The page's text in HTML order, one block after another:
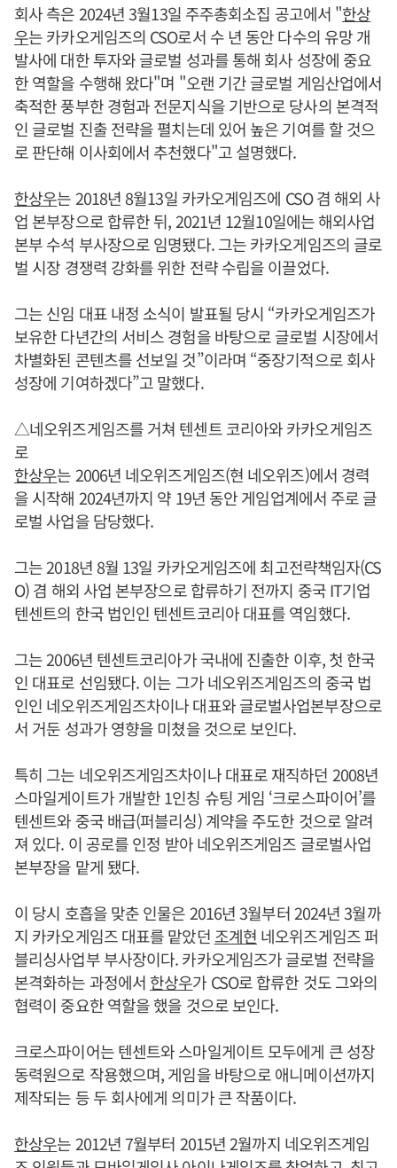
회사 측은 2024년 3월13일 주주총회소집 공고에서 "한상
우는 카카오게임즈의 CSO로서 수 년 동안 다수의 유망 개
발사에 대한 투자와 글로벌 성과를 통해 회사 성장에 중요
한 역할을 수행해 왔다"며 "오랜 기간 글로벌 게임산업에서
축적한 풍부한 경험과 전문지식을 기반으로 당사의 본격적
인 글로벌 진출 전략을 펼치는데 있어 높은 기여를 할 것으
로 판단해 이사회에서 추천했다"고 설명했다.
한상우는 2018년 8월13일 카카오게임즈에 CSO 겸 해외 사
업 본부장으로 합류한 뒤, 2021년 12월10일에는 해외사업
본부 수석 부사장으로 임명됐다. 그는 카카오게임즈의 글로
벌 시장 경쟁력 강화를 위한 전략 수립을 이끌었다.
그는 신임 대표 내정 소식이 발표될 당시 “카카오게임즈가
보유한 다년간의 서비스 경험을 바탕으로 글로벌 시장에서
차별화된 콘텐츠를 선보일 것”이라며 “중장기적으로 회사
성장에 기여하겠다”고 말했다.
△네오위즈게임즈를 거쳐 텐센트 코리아와 카카오게임즈
로
한상우는 2006년 네오위즈게임즈(현 네오위즈)에서 경력
을 시작해 2024년까지 약 19년 동안 게임업계에서 주로 글
로벌 사업을 담당했다.
그는 2018년 8월 13일 카카오게임즈에 최고전략책임자(CS
O) 겸 해외 사업 본부장으로 합류하기 전까지 중국 IT기업
텐센트의 한국 법인인 텐센트코리아 대표를 역임했다.
그는 2006년 텐센트코리아가 국내에 진출한 이후, 첫 한국
인 대표로 선임됐다. 이는 그가 네오위즈게임즈의 중국 법
인인 네오위즈게임즈차이나 대표와 글로벌사업본부장으로
서 거둔 성과가 영향을 미쳤을 것으로 보인다.
특히 그는 네오위즈게임즈차이나 대표로 재직하던 2008년
스마일게이트가 개발한 1인칭 슈팅 게임 ‘크로스파이어’를
텐센트와 중국 배급(퍼블리싱) 계약을 주도한 것으로 알려
져 있다. 이 공로를 인정 받아 네오위즈게임즈 글로벌사업
본부장을 맡게 됐다.
이 당시 호흡을 맞춘 인물은 2016년 3월부터 2024년 3월까
지 카카오게임즈 대표를 맡았던 조계현 네오위즈게임즈 퍼
블리싱사업부 부사장이다. 카카오게임즈가 글로벌 전략을
본격화하는 과정에서 한상우가 CSO로 합류한 것도 그와의
협력이 중요한 역할을 했을 것으로 보인다.
크로스파이어는 텐센트와 스마일게이트 모두에게 큰 성장
동력원으로 작용했으며, 게임을 바탕으로 애니메이션까지
제작되는 등 두 회사에게 의미가 큰 작품이다.
한상우는 2012년 7월부터 2015년 2월까지 네오위즈게임